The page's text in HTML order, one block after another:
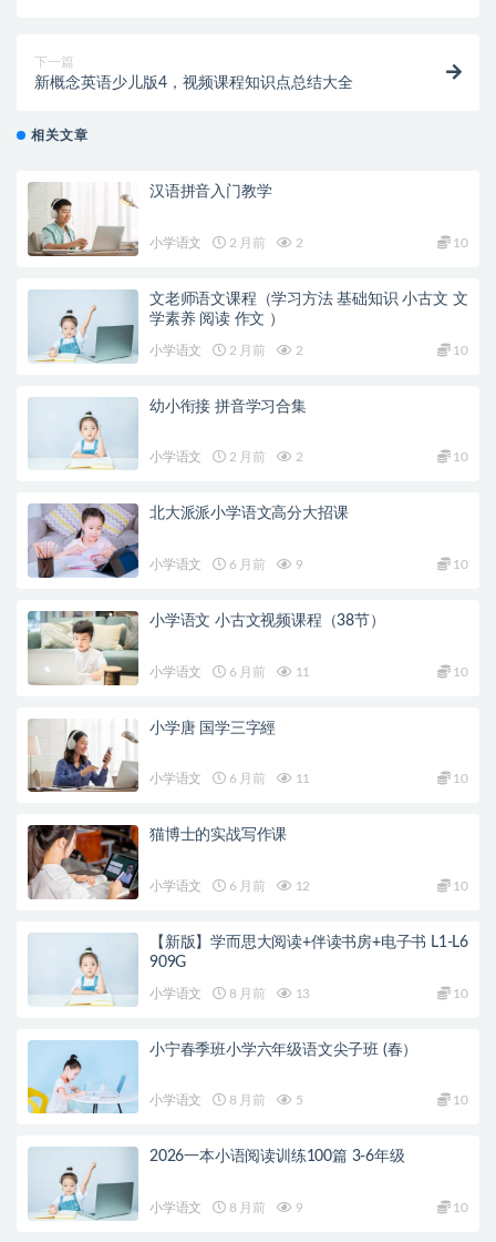
下一篇
新概念英语少儿版4，视频课程知识点总结大全
相关文章
汉语拼音入门教学
小学语文 2 月前 2 10
文老师语文课程（学习方法 基础知识 小古文 文
学素养 阅读 作文 ）
小学语文 2 月前 2 10
幼小衔接 拼音学习合集
小学语文 2 月前 2 10
北大派派小学语文高分大招课
小学语文 6 月前 9 10
小学语文 小古文视频课程（38节）
小学语文 6 月前 11 10
小学唐 国学三字經
小学语文 6 月前 11 10
猫博士的实战写作课
小学语文 6 月前 12 10
【新版】学而思大阅读+伴读书房+电子书 L1-L6
909G
小学语文 8 月前 13 10
小宁春季班小学六年级语文尖子班 (春）
小学语文 8 月前 5 10
2026一本小语阅读训练100篇 3-6年级
小学语文 8 月前 9 10